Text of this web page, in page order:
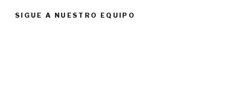
SIGUE A NUESTRO EQUIPO